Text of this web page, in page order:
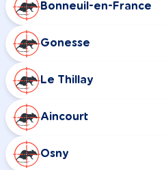
Bonneuil-en-France
Gonesse
Le Thillay
Aincourt
Osny